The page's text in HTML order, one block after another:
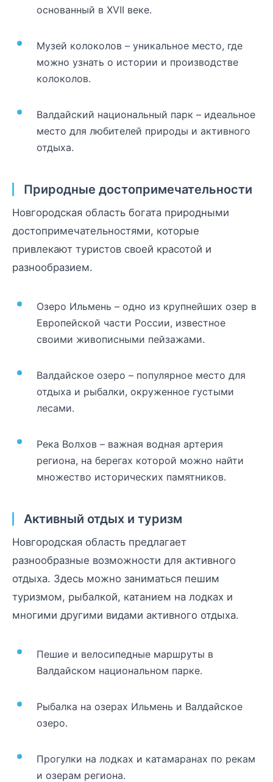
основанный в XVII веке.
Музей колоколов – уникальное место, где
можно узнать о истории и производстве
колоколов.
Валдайский национальный парк – идеальное
место для любителей природы и активного
отдыха.
Природные достопримечательности
Новгородская область богата природными
достопримечательностями, которые
привлекают туристов своей красотой и
разнообразием.
Озеро Ильмень – одно из крупнейших озер в
Европейской части России, известное
своими живописными пейзажами.
Валдайское озеро – популярное место для
отдыха и рыбалки, окруженное густыми
лесами.
Река Волхов – важная водная артерия
региона, на берегах которой можно найти
множество исторических памятников.
Активный отдых и туризм
Новгородская область предлагает
разнообразные возможности для активного
отдыха. Здесь можно заниматься пешим
туризмом, рыбалкой, катанием на лодках и
многими другими видами активного отдыха.
Пешие и велосипедные маршруты в
Валдайском национальном парке.
Рыбалка на озерах Ильмень и Валдайское
озеро.
Прогулки на лодках и катамаранах по рекам
и озерам региона.